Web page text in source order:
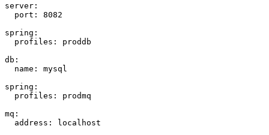
server :
port :
8082
spring :
profiles :
proddb
db :
name :
mysql
spring :
profiles :
prodmq
mq :
address : localhost